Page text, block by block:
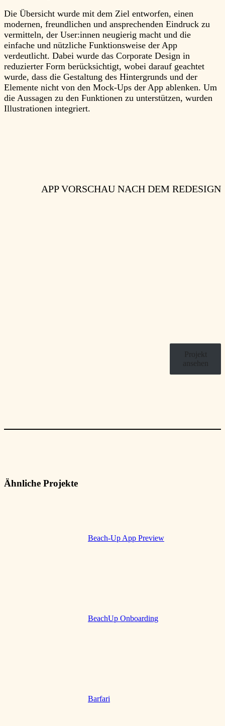
Die Übersicht wurde mit dem Ziel entworfen, einen
modernen, freundlichen und ansprechenden Eindruck zu
vermitteln, der User:innen neugierig macht und die
einfache und nützliche Funktionsweise der App
verdeutlicht. Dabei wurde das Corporate Design in
reduzierter Form berücksichtigt, wobei darauf geachtet
wurde, dass die Gestaltung des Hintergrunds und der
Elemente nicht von den Mock-Ups der App ablenken. Um
die Aussagen zu den Funktionen zu unterstützen, wurden
Illustrationen integriert.
APP VORSCHAU NACH DEM REDESIGN
Projekt
ansehen
Ähnliche Projekte
Beach-Up App Preview
BeachUp Onboarding
Barfari